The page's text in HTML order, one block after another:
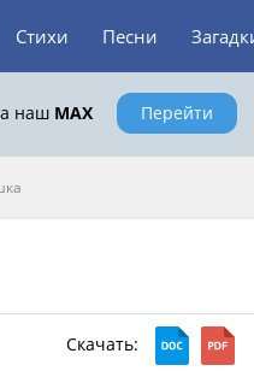
Стихи Песни
наш MAX Перейти
Скачать: